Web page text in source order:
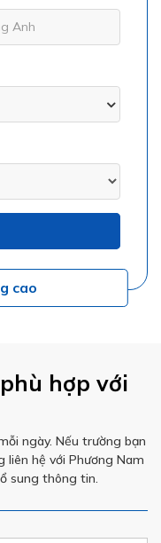
cao
hợp với
ngày. Nếu trường bạn
liên hệ với Phương Nam
sung thông tin.